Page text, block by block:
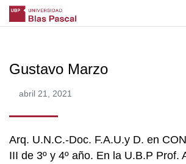
Gustavo Marzo
abril 21, 2021
Arq. U.N.C.-Doc. F.A.U.y D. en
III de 3º y 4º año. En la U.B.P Prof.